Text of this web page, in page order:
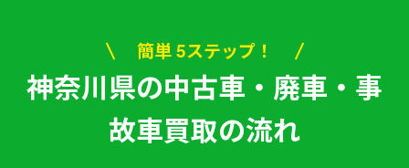
簡単 5ステップ！
神奈川県の中古車・廃車・事
故車買取の流れ